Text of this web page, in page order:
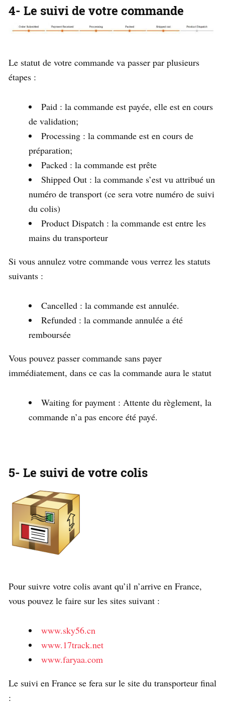
4- Le suivi de votre commande
Le statut de votre commande va passer par plusieurs
étapes :
Paid : la commande est payée, elle est en cours
de validation;
Processing : la commande est en cours de
préparation;
Packed : la commande est prête
Shipped Out : la commande s’est vu attribué un
numéro de transport (ce sera votre numéro de suivi
du colis)
Product Dispatch : la commande est entre les
mains du transporteur
Si vous annulez votre commande vous verrez les statuts
suivants :
Cancelled : la commande est annulée.
Refunded : la commande annulée a été
remboursée
Vous pouvez passer commande sans payer
immédiatement, dans ce cas la commande aura le statut
Waiting for payment : Attente du règlement, la
commande n’a pas encore été payé.
5- Le suivi de votre colis
Pour suivre votre colis avant qu’il n’arrive en France,
vous pouvez le faire sur les sites suivant :
www.sky56.cn
www.17track.net
www.faryaa.com
Le suivi en France se fera sur le site du transporteur final
: